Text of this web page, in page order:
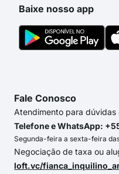
Baixe nosso app
Fale Conosco
Atendimento para dúvidas
Telefone e WhatsApp:
Segunda-feira a sexta-feira
Negociação de taxa ou
loft.vc/